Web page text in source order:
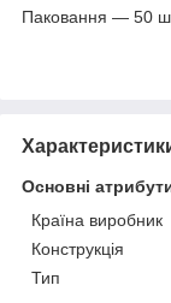
Паковання — 50
Основні
Країна виробник
Конструкція
Тип